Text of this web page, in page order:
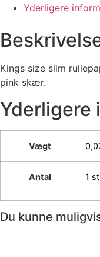
Yderligere
Kings size slim
pink skær.
Yderligere
Vægt
Antal 1
Du kunne